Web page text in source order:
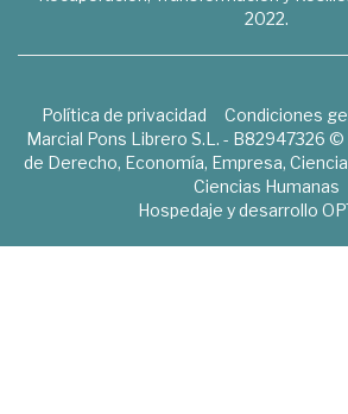
2022.
Política de privacidad Condiciones
Marcial Pons Librero S.L. - B82947326 ©
de Derecho, Economía, Empresa,
Ciencias Humanas
Hospedaje y desarrollo